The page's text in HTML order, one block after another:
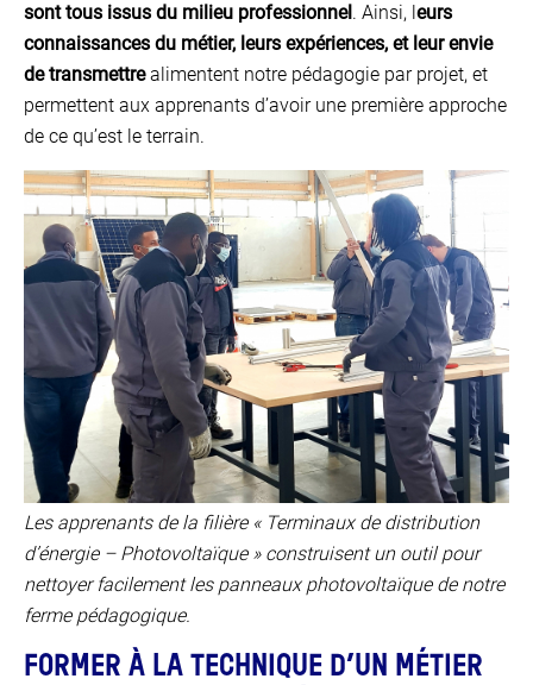
sont tous issus du milieu professionnel . Ainsi, l eurs
connaissances du métier, leurs expériences, et leur envie
de transmettrealimentent notre pédagogie par projet, et
permettent aux apprenants d’avoir une première approche
de ce qu’est le terrain.
Les apprenants de la filière « Terminaux de distribution
d’énergie – Photovoltaïque » construisent un outil pour
nettoyer facilement les panneaux photovoltaïque de notre
ferme pédagogique.
FORMER À LA TECHNIQUE D’UN MÉTIER